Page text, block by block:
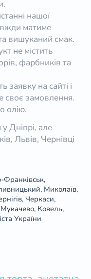
нашої
матиме
вишуканий смак.
не містить
фарбників та
на сайті і
своє замовлення.
олію.
Дніпрі, але
Львів, Чернівці
Франківськ,
Миколаїв,
Черкаси,
Ковель,
України